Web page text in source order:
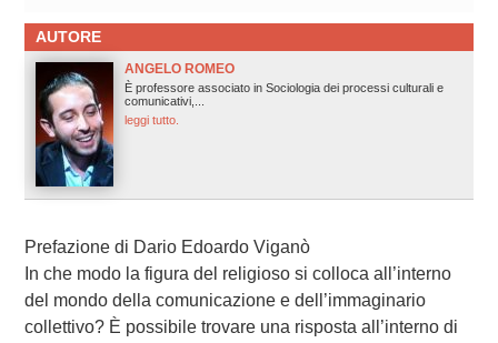
AUTORE
ANGELO ROMEO
È professore associato in Sociologia dei processi culturali e
comunicativi,...
leggi tutto.
Prefazione di Dario Edoardo Viganò
In che modo la figura del religioso si colloca all’interno
del mondo della comunicazione e dell’immaginario
collettivo? È possibile trovare una risposta all’interno di